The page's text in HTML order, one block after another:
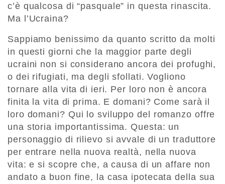
c’è qualcosa di “pasquale” in questa rinascita.
Ma l’Ucraina?
Sappiamo benissimo da quanto scritto da molti
in questi giorni che la maggior parte degli
ucraini non si considerano ancora dei profughi,
o dei rifugiati, ma degli sfollati. Vogliono
tornare alla vita di ieri. Per loro non è ancora
finita la vita di prima. E domani? Come sarà il
loro domani? Qui lo sviluppo del romanzo offre
una storia importantissima. Questa: un
personaggio di rilievo si avvale di un traduttore
per entrare nella nuova realtà, nella nuova
vita: e si scopre che, a causa di un affare non
andato a buon fine, la casa ipotecata della sua